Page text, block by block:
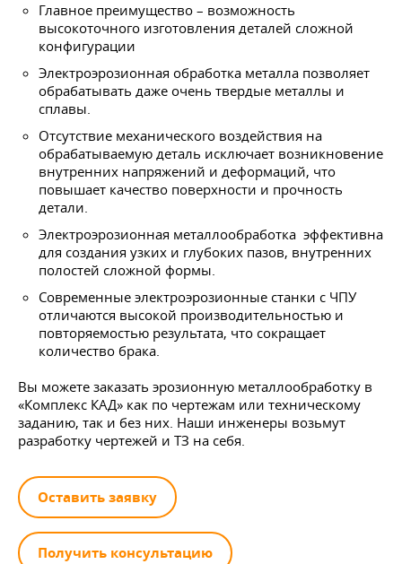
Главное преимущество – возможность
высокоточного изготовления деталей сложной
конфигурации
Электроэрозионная обработка металла позволяет
обрабатывать даже очень твердые металлы и
сплавы.
Отсутствие механического воздействия на
обрабатываемую деталь исключает возникновение
внутренних напряжений и деформаций, что
повышает качество поверхности и прочность
детали.
Электроэрозионная металлообработка эффективна
для создания узких и глубоких пазов, внутренних
полостей сложной формы.
Современные электроэрозионные станки с ЧПУ
отличаются высокой производительностью и
повторяемостью результата, что сокращает
количество брака.
Вы можете заказать эрозионную металлообработку в
«Комплекс КАД» как по чертежам или техническому
заданию, так и без них. Наши инженеры возьмут
разработку чертежей и ТЗ на себя.
Оставить заявку
Получить консультацию